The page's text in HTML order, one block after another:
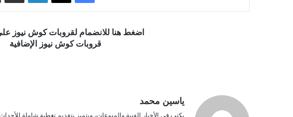
اضغط هنا للانضمام لقروبات كوش نيوز
قروبات كوش نيوز الإضافية
ياسين محمد
يكتب في الأخبار الفنية والمنوعات، ويتميز بتقديم تغطية شاملة للأحداث